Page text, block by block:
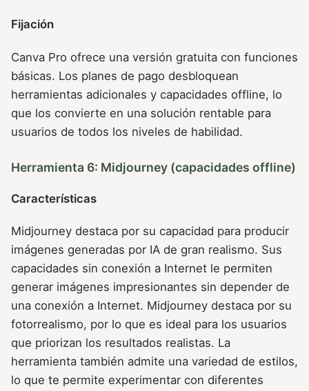
Fijación
Canva Pro ofrece una versión gratuita con funciones
básicas. Los planes de pago desbloquean
herramientas adicionales y capacidades offline, lo
que los convierte en una solución rentable para
usuarios de todos los niveles de habilidad.
Herramienta 6: Midjourney (capacidades offline)
Características
Midjourney destaca por su capacidad para producir
imágenes generadas por IA de gran realismo. Sus
capacidades sin conexión a Internet le permiten
generar imágenes impresionantes sin depender de
una conexión a Internet. Midjourney destaca por su
fotorrealismo, por lo que es ideal para los usuarios
que priorizan los resultados realistas. La
herramienta también admite una variedad de estilos,
lo que te permite experimentar con diferentes